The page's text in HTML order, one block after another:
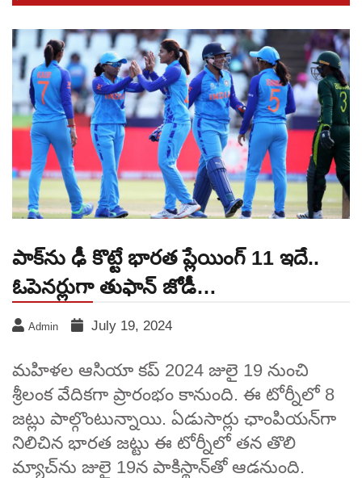
పాక్‌ను ఢీ కొట్టే భారత ప్లేయింగ్ 11 ఇదే..
ఓపెనర్లుగా తుఫాన్ జోడీ…
Admin July 19, 2024
మహిళల ఆసియా కప్ 2024 జులై 19 నుంచి
శ్రీలంక వేదికగా ప్రారంభం కానుంది. ఈ టోర్నీలో 8
జట్లు పాల్గొంటున్నాయి. ఏడుసార్లు ఛాంపియన్‌గా
నిలిచిన భారత జట్టు ఈ టోర్నీలో తన తొలి
మ్యాచ్‌ను జులై 19న పాకిస్థాన్‌తో ఆడనుంది.